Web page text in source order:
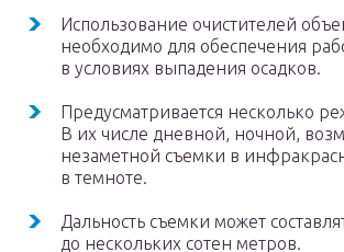
Использование очистителей
необходимо для обеспечения
в условиях выпадения осадков.
Предусматривается несколько
В их числе дневной, ночной,
незаметной съемки в
в темноте.
Дальность съемки может
до нескольких сотен метров.